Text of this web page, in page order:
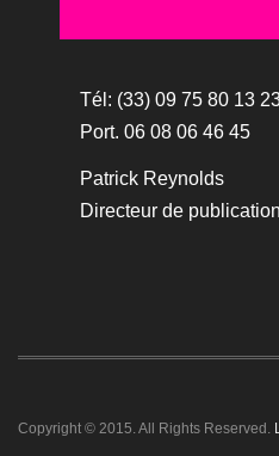
Tél: (33) 09 75 80 13
Port. 06 08 06 46 45
Patrick Reynolds
Directeur de publication
Copyright © 2015. All Rights Reserved.